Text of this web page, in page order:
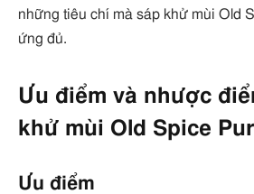
những tiêu chí mà sáp khử mùi Old
ứng đủ.
Ưu điểm và nhược
khử mùi Old Spice
Ưu điểm